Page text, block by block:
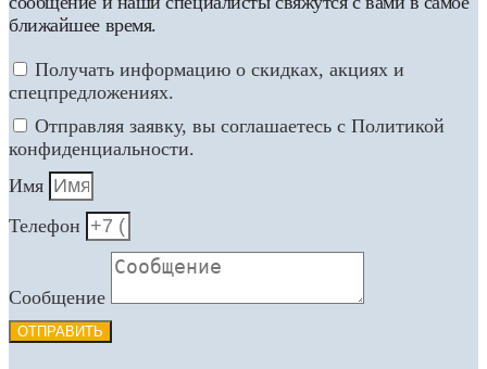
ближайшее время.
Получать информацию о скидках, акциях и
спецпредложениях.
Отправляя заявку, вы соглашаетесь с Политикой
конфиденциальности.
Имя
Телефон
Сообщение
ОТПРАВИТЬ